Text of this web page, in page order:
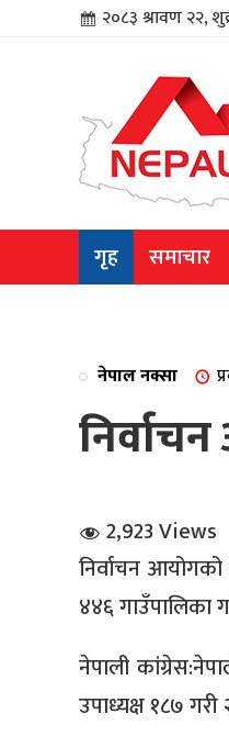
२०८३ श्रावण २२,
गृह समाचार
नेपाल नक्सा
2,923 Views
निर्वाचन
४४६ गाउँपालिका
नेपाली
उपाध्यक्ष १८७